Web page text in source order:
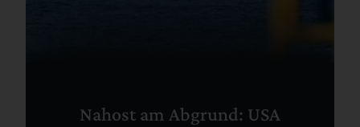
Nahost am Abgrund: USA